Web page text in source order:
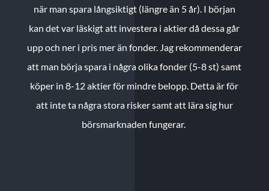
när man spara långsiktigt (längre än 5 år). I början
kan det var läskigt att investera i aktier då dessa går
upp och ner i pris mer än fonder. Jag rekommenderar
att man börja spara i några olika fonder (5-8 st) samt
köper in 8-12 aktier för mindre belopp. Detta är för
att inte ta några stora risker samt att lära sig hur
börsmarknaden fungerar.